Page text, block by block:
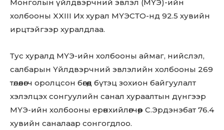
Sing up for our newsletter
to stay in the loop.
Монголын үйлдвэрчний эвлэл (МҮЭ)-ийн
холбооны XXIII Их хурал МҮЭСТО-нд 92.5 хувийн
ирцтэйгээр хуралдлаа.
Тус хуралд МҮЭ-ийн холбооны аймаг, нийслэл,
салбарын Үйлдвэрчний эвлэлийн холбооны 269
төлөөлөгч оролцсон бөгөөд бүтэц зохион байгуулалт
хэлэлцэх сонгуулийн санал хураалтын дүнгээр
МҮЭ-ийн холбооны ерөнхийлөгчөөр С.Эрдэнэбат 76.4
хувийн саналаар сонгогдлоо.